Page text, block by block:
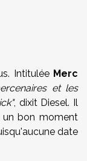
Intitulée Merc
et les
, dixit Diesel. Il
un bon moment
date